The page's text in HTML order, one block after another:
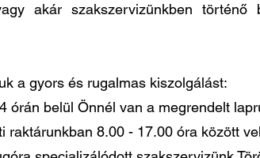
akár szakszervizünkben
a gyors és rugalmas kiszolgálást:
órán belül Önnél van a megrendelt
8.00 - 17.00 óra között